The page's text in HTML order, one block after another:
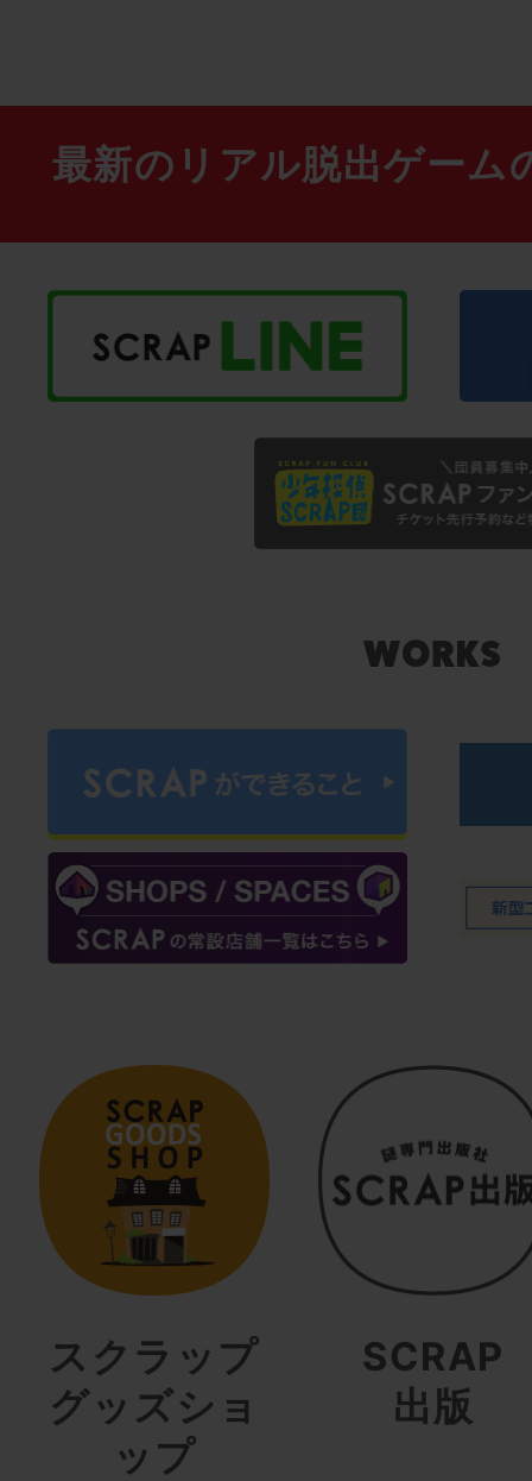
最新のリアル脱出ゲーム
スクラップ
グッズショ
ップ
SCRAP
出版